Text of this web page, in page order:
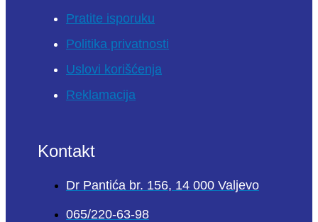
Pratite isporuku
Politika privatnosti
Uslovi korišćenja
Reklamacija
Kontakt
Dr Pantića br. 156, 14 000 Valjevo
065/220-63-98